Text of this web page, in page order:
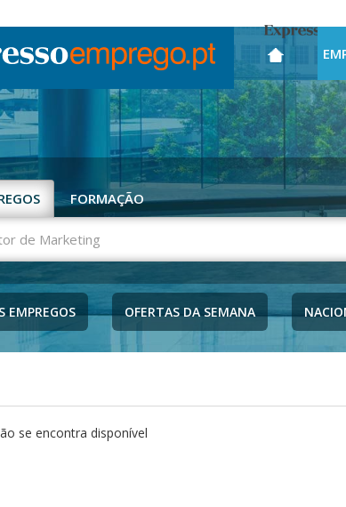
Expresso
FORMAÇÃO
EMPREGOS
OFERTAS DA SEMANA
se encontra disponível